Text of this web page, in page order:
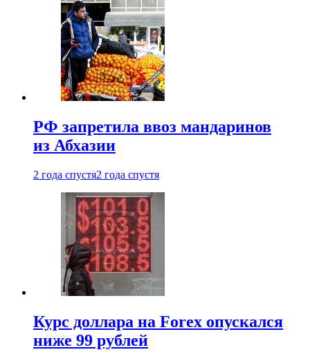
РФ запретила ввоз мандаринов
из Абхазии
2 года спустя2 года спустя
Курс доллара на Forex опускался
ниже 99 рублей